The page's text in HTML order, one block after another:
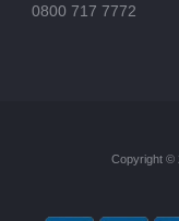
0800 717 7772
Copyright ©